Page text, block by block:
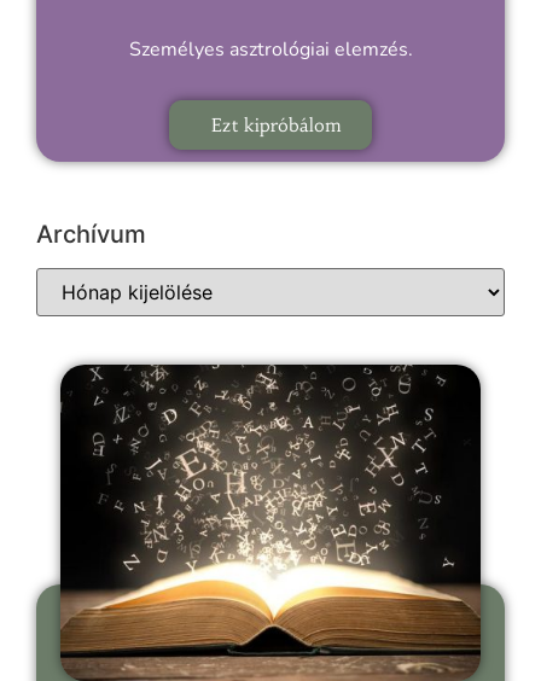
Személyes asztrológiai elemzés.
Ezt kipróbálom
Archívum